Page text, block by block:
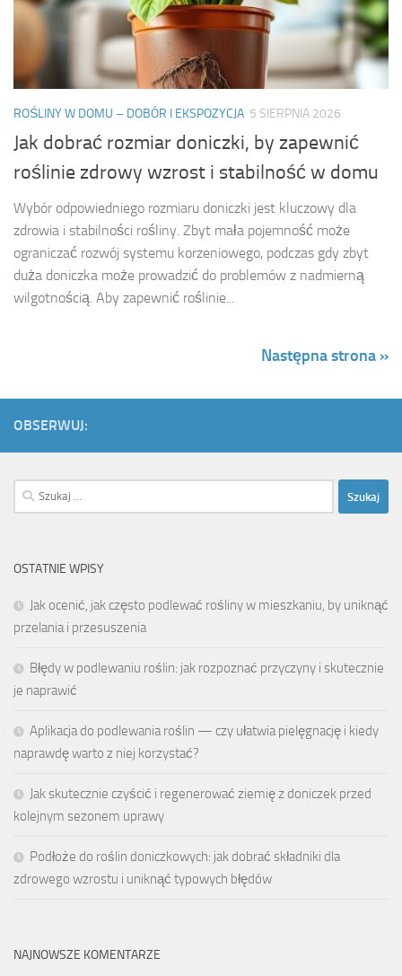
ROŚLINY W DOMU – DOBÓR I EKSPOZYCJA 5 SIERPNIA 2026
Jak dobrać rozmiar doniczki, by zapewnić
roślinie zdrowy wzrost i stabilność w domu
Wybór odpowiedniego rozmiaru doniczki jest kluczowy dla
zdrowia i stabilności rośliny. Zbyt mała pojemność może
ograniczać rozwój systemu korzeniowego, podczas gdy zbyt
duża doniczka może prowadzić do problemów z nadmierną
wilgotnością. Aby zapewnić roślinie...
Następna strona »
OBSERWUJ:
Szukaj:
OSTATNIE WPISY
Jak ocenić, jak często podlewać rośliny w mieszkaniu, by uniknąć
przelania i przesuszenia
Błędy w podlewaniu roślin: jak rozpoznać przyczyny i skutecznie
je naprawić
Aplikacja do podlewania roślin — czy ułatwia pielęgnację i kiedy
naprawdę warto z niej korzystać?
Jak skutecznie czyścić i regenerować ziemię z doniczek przed
kolejnym sezonem uprawy
Podłoże do roślin doniczkowych: jak dobrać składniki dla
zdrowego wzrostu i uniknąć typowych błędów
NAJNOWSZE KOMENTARZE